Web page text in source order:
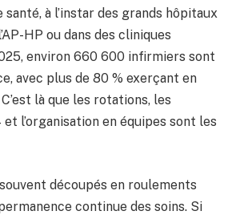
à l’instar des grands hôpitaux
HP ou dans des cliniques
environ 660 600 infirmiers sont
avec plus de 80 % exerçant en
là que les rotations, les
l’organisation en équipes sont les
découpés en roulements
continue des soins. Si